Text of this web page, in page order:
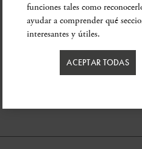
funciones tales como
ayudar a comprender qué
interesantes y útiles.
ACEPTAR TODAS